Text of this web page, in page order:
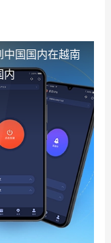
中国国内在越南
内